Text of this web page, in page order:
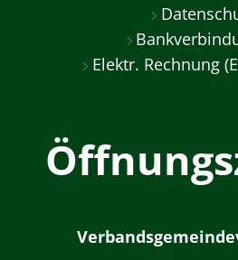
Elektr. Rechnung